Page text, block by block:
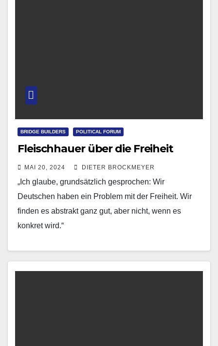
BRIDGE BUILDERS POLITICAL FORUM
Fleischhauer über die Freiheit
MAI 20, 2024 DIETER BROCKMEYER
„Ich glaube, grundsätzlich gesprochen: Wir
Deutschen haben ein Problem mit der Freiheit. Wir
finden es abstrakt ganz gut, aber nicht, wenn es
konkret wird.“